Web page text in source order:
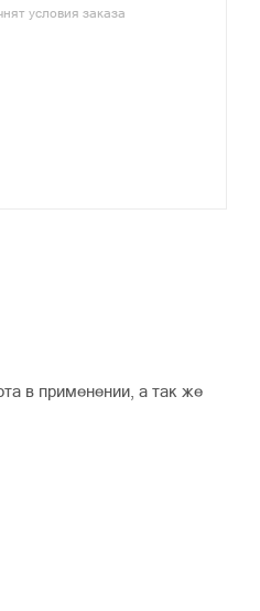
условия заказа
в применении, а так же